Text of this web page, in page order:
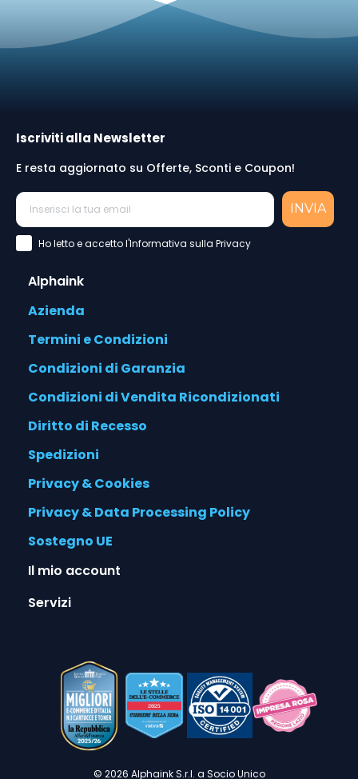
Iscriviti alla Newsletter
E resta aggiornato su Offerte, Sconti e Coupon!
INVIA
Accettazione Privacy Policy
Ho letto e accetto l'Informativa sulla Privacy
Alphaink
Azienda
Termini e Condizioni
Condizioni di Garanzia
Condizioni di Vendita Ricondizionati
Diritto di Recesso
Spedizioni
Privacy & Cookies
Privacy & Data Processing Policy
Sostegno UE
Il mio account
Servizi
© 2026 Alphaink S.r.l. a Socio Unico